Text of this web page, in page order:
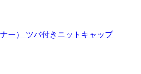
ー） ツバ付きニットキャップ